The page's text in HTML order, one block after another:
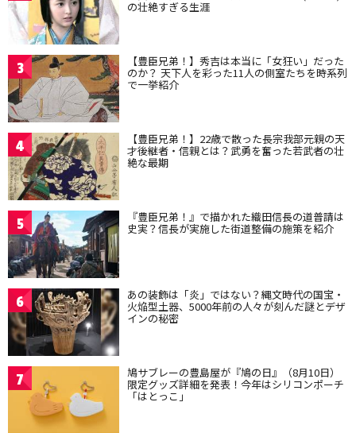
の壮絶すぎる生涯
3 【豊臣兄弟！】秀吉は本当に「女狂い」だった
のか？ 天下人を彩った11人の側室たちを時系列
で一挙紹介
4 【豊臣兄弟！】22歳で散った長宗我部元親の天
才後継者・信親とは？武勇を奮った若武者の壮
絶な最期
5 『豊臣兄弟！』で描かれた織田信長の道普請は
史実？信長が実施した街道整備の施策を紹介
6 あの装飾は「炎」ではない？縄文時代の国宝・
火焔型土器、5000年前の人々が刻んだ謎とデザ
インの秘密
7 鳩サブレーの豊島屋が『鳩の日』（8月10日）
限定グッズ詳細を発表！今年はシリコンポーチ
「はとっこ」